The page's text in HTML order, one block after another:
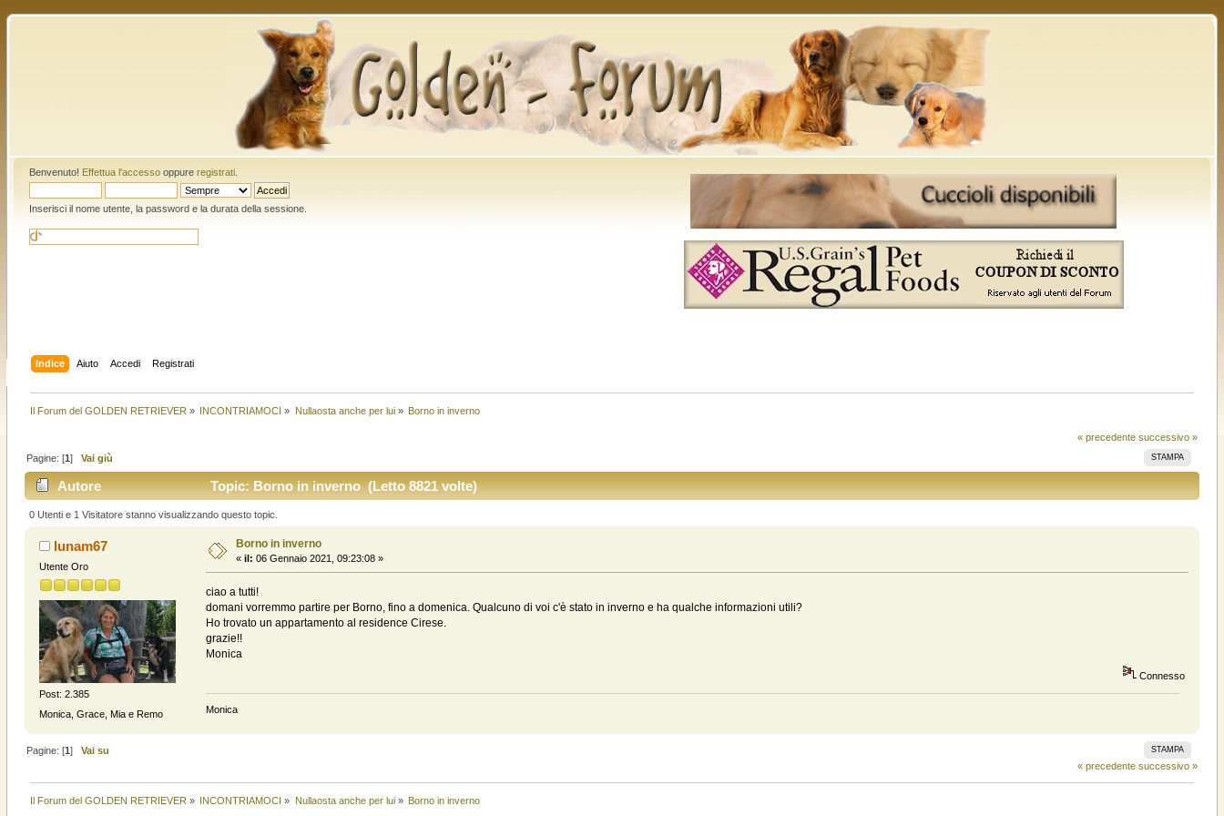
Benvenuto! Effettua l'accessooppure registrati.
Inserisci il nome utente, la password e la durata della sessione.
Indice Aiuto Accedi Registrati
Il Forum del GOLDEN RETRIEVER » INCONTRIAMOCI » Nullaosta anche per lui» Borno in inverno
« precedente successivo »
STAMPA
Pagine: [1] Vai giù
Autore Topic: Borno in inverno (Letto 8821 volte)
0 Utenti e 1 Visitatore stanno visualizzando questo topic.
lunam67
Utente Oro
Post: 2.385
Monica, Grace, Mia e Remo
Borno in inverno
« il: 06 Gennaio 2021, 09:23:08 »
ciao a tutti!
domani vorremmo partire per Borno, fino a domenica. Qualcuno di voi c'è stato in inverno e ha qualche informazioni utili?
Ho trovato un appartamento al residence Cirese.
grazie!!
Monica
Connesso
Monica
STAMPA
Pagine: [1] Vai su
« precedente successivo »
Il Forum del GOLDEN RETRIEVER » INCONTRIAMOCI » Nullaosta anche per lui» Borno in inverno